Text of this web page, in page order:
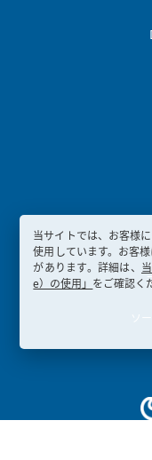
ソ
当サイトでは、お客様
使用しています。お客
があります。詳細は、
e）の使用」 をご確認く